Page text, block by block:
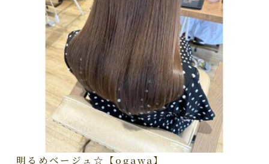
明るめベージュ☆【ogawa】